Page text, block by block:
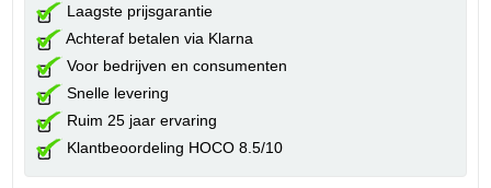
Laagste prijsgarantie
Achteraf betalen via Klarna
Voor bedrijven en consumenten
Snelle levering
Ruim 25 jaar ervaring
Klantbeoordeling HOCO 8.5/10